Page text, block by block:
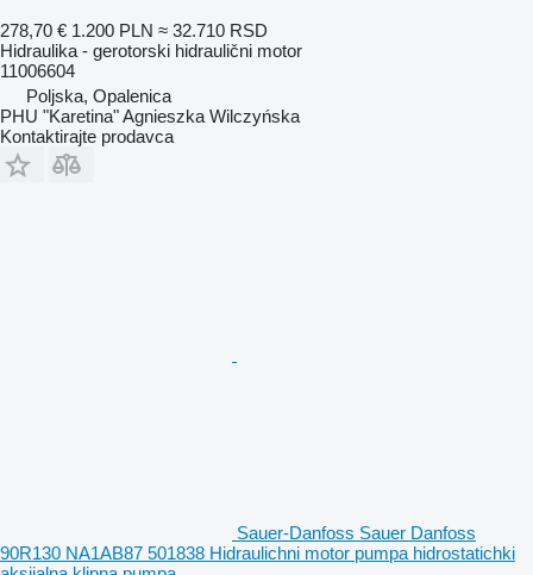
278,70 € 1.200 PLN ≈ 32.710 RSD
Hidraulika - gerotorski hidraulični motor
11006604
Poljska, Opalenica
PHU "Karetina" Agnieszka Wilczyńska
Kontaktirajte prodavca
Sauer-Danfoss Sauer Danfoss
90R130 NA1AB87 501838 Hidraulichni motor pumpa hidrostatichki